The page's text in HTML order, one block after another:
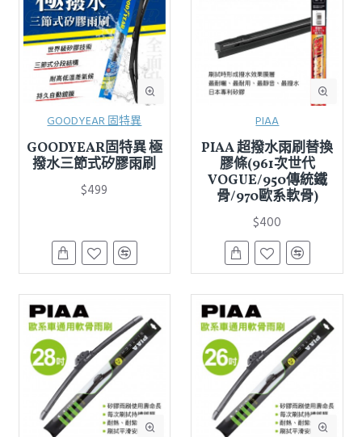
GOODYEAR 固特異
GOODYEAR固特異 極
撥水三節式矽膠雨刷
$499
PIAA
PIAA 超撥水雨刷替換
膠條(961次世代
VOGUE/950傳統鐵
骨/970歐系軟骨)
$400